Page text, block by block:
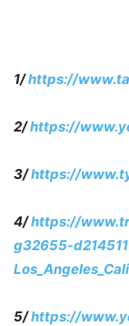
1/https://
2/https://
3/https://
4/https://
g32655-
5/https://